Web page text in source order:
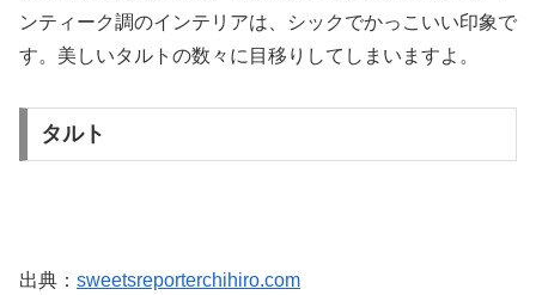
ンティーク調のインテリアは、シックでかっこいい印象で
す。美しいタルトの数々に目移りしてしまいますよ。
タルト
出典： sweetsreporterchihiro.com